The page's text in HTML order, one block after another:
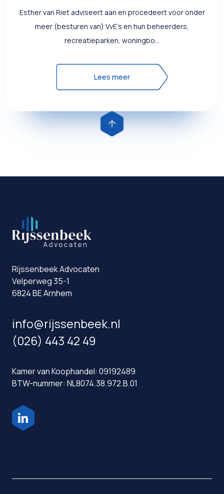
Esther van Riet adviseert aan en procedeert voor onder
meer (besturen van) VvE’s en hun beheerders,
recreatieparken, woningbo...
Lees meer
Rijssenbeek Advocaten
Velperweg 35-1
6824 BE Arnhem
info@rijssenbeek.nl
(026) 443 42 49
Kamer van Koophandel: 09192489
BTW-nummer: NL8074.38.972.B.01